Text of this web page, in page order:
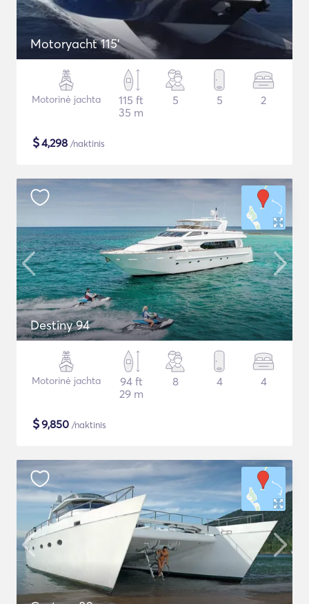
Motoryacht 115'
Motorinė jachta
115 ft
35 m
5 5 2
$4,298 /naktinis
Destiny 94
Motorinė jachta
94 ft
29 m
8 4 4
$9,850 /naktinis